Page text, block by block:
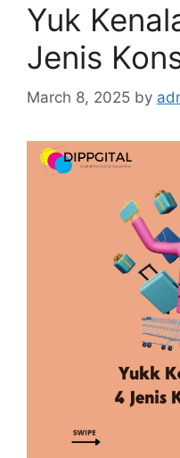
Yuk
Jenis
March 8, 2025 by